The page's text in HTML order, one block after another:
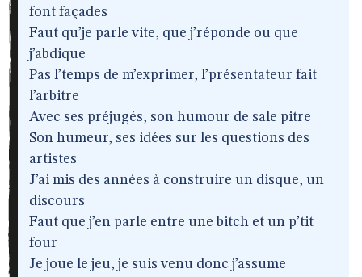
font façades
Faut qu’je parle vite, que j’réponde ou que
j’abdique
Pas l’temps de m’exprimer, l’présentateur fait
l’arbitre
Avec ses préjugés, son humour de sale pitre
Son humeur, ses idées sur les questions des
artistes
J’ai mis des années à construire un disque, un
discours
Faut que j’en parle entre une bitch et un p’tit
four
Je joue le jeu, je suis venu donc j’assume